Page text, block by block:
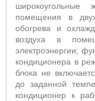
помещения в
обогрева и
воздуха в
электроэнергии;
кондиционера в
блока не
до заданной
кондиционер к